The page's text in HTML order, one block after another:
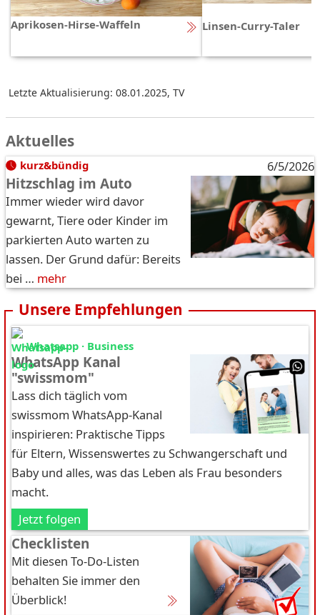
Aprikosen-Hirse-Waffeln Linsen-Curry-Taler
Letzte Aktualisierung: 08.01.2025, TV
Aktuelles
kurz&bündig 6/5/2026
Hitzschlag im Auto
Immer wieder wird davor
gewarnt, Tiere oder Kinder im
parkierten Auto warten zu
lassen. Der Grund dafür: Bereits
bei … mehr
Unsere Empfehlungen
Whatsapp · Business
WhatsApp Kanal
"swissmom"
Lass dich täglich vom
swissmom WhatsApp-Kanal
inspirieren: Praktische Tipps
für Eltern, Wissenswertes zu Schwangerschaft und
Baby und alles, was das Leben als Frau besonders
macht.
Jetzt folgen
Checklisten
Mit diesen To-Do-Listen
behalten Sie immer den
Überblick!